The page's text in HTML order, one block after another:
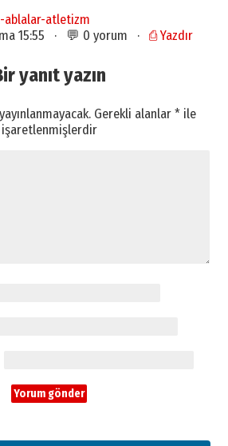
ablalar-atletizm
15:55 · 💬 0 yorum · ⎙ Yazdır
yanıt yazın
Gerekli alanlar* ile
işaretlenmişlerdir